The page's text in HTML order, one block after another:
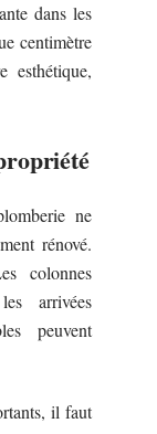
dans les
centimètre
esthétique,
ne
rénové.
colonnes
arrivées
peuvent
il faut